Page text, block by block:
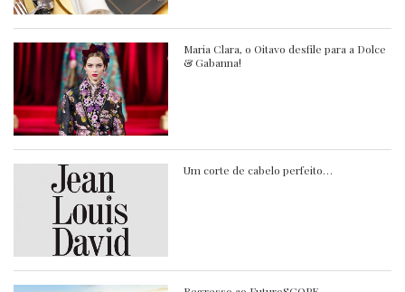
Maria Clara, o Oitavo desfile para a Dolce
& Gabanna!
Um corte de cabelo perfeito…